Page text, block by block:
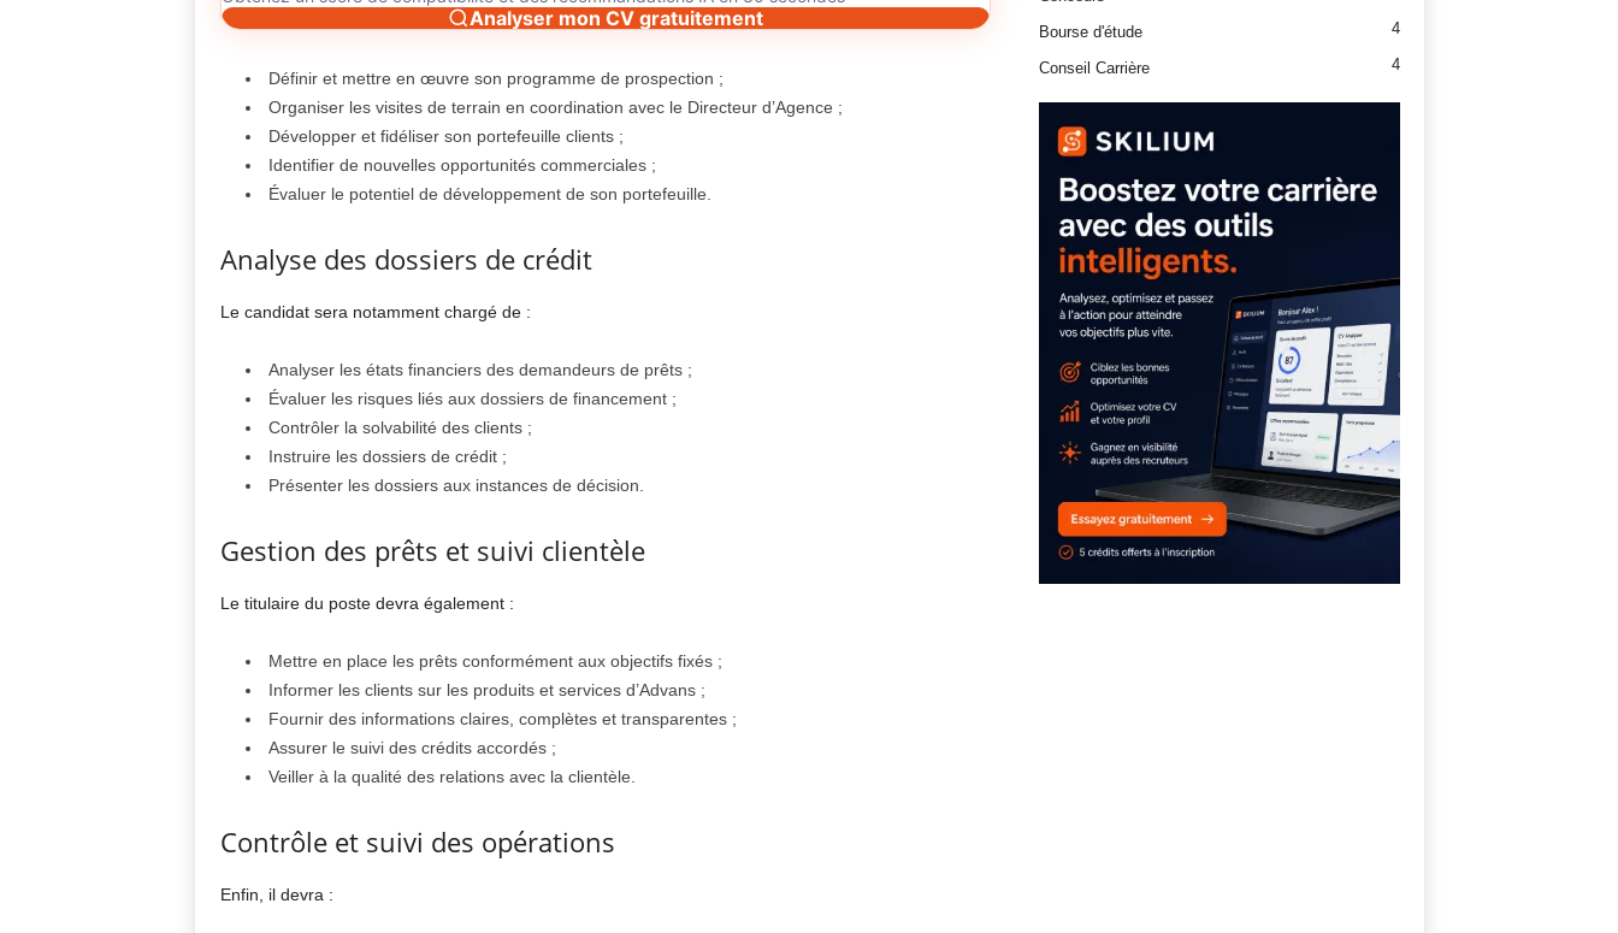
Analyser mon CV gratuitement
Définir et mettre en œuvre son programme de prospection ;
Organiser les visites de terrain en coordination avec le Directeur d’Agence ;
Développer et fidéliser son portefeuille clients ;
Identifier de nouvelles opportunités commerciales ;
Évaluer le potentiel de développement de son portefeuille.
Analyse des dossiers de crédit
Le candidat sera notamment chargé de :
Analyser les états financiers des demandeurs de prêts ;
Évaluer les risques liés aux dossiers de financement ;
Contrôler la solvabilité des clients ;
Instruire les dossiers de crédit ;
Présenter les dossiers aux instances de décision.
Gestion des prêts et suivi clientèle
Le titulaire du poste devra également :
Mettre en place les prêts conformément aux objectifs fixés ;
Informer les clients sur les produits et services d’Advans ;
Fournir des informations claires, complètes et transparentes ;
Assurer le suivi des crédits accordés ;
Veiller à la qualité des relations avec la clientèle.
Contrôle et suivi des opérations
Enfin, il devra :
Bourse d'étude 4
Conseil Carrière 4